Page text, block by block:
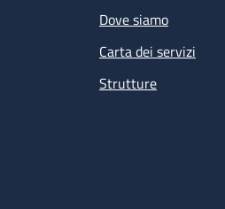
Dove siamo
Carta dei servizi
Strutture